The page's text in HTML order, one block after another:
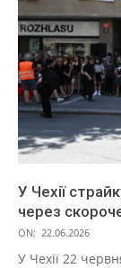
У Чехії
через
ON: 22.06.2026
У Чехії 22